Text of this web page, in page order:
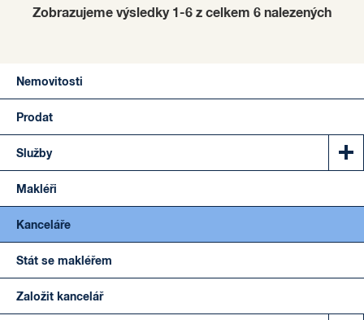
Zobrazujeme výsledky 1-6 z celkem 6 nalezených
Nemovitosti
Prodat
Služby
Makléři
Kanceláře
Stát se makléřem
Založit kancelář